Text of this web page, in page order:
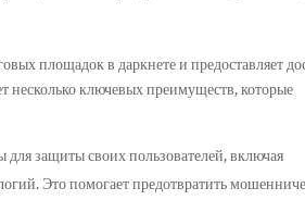
площадок в даркнете и предоставляет
несколько ключевых преимуществ, которые
защиты своих пользователей, включая
Это помогает предотвратить